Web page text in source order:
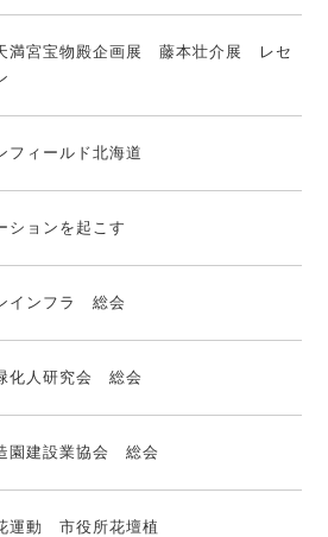
満宮宝物殿企画展 藤本壮介展 レセ
フィールド北海道
ションを起こす
インフラ 総会
化人研究会 総会
園建設業協会 総会
運動 市役所花壇植